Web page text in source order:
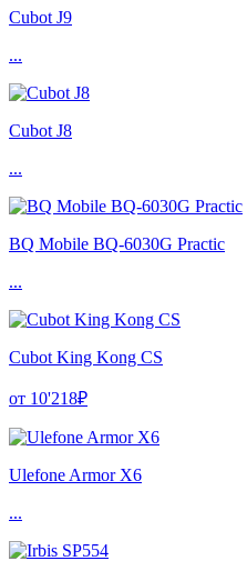
Cubot J9
...
Cubot J8
...
BQ Mobile BQ-6030G Practic
...
Cubot King Kong CS
от 10'218₽
Ulefone Armor X6
...